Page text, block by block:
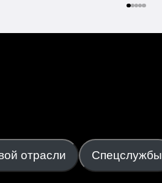
отрасли Cпецслужбы